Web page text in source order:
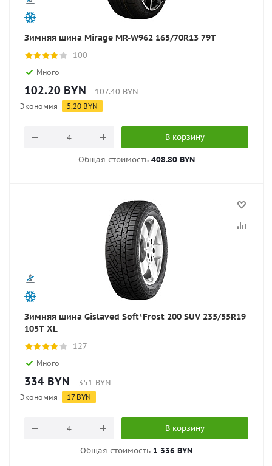
Зимняя шина Mirage MR-W962 165/70R13 79T
100
Много
102.20 BYN 107.40BYN
Экономия 5.20 BYN
В корзину
Общая стоимость 408.80 BYN
Зимняя шина Gislaved Soft*Frost 200 SUV 235/55R19
105T XL
127
Много
334 BYN 351BYN
Экономия 17BYN
В корзину
Общая стоимость 1 336 BYN